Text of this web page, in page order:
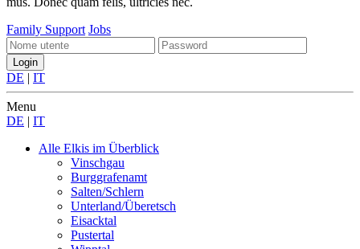
Family Support Jobs
DE | IT
Menu
DE | IT
Alle Elkis im Überblick
Vinschgau
Burggrafenamt
Salten/Schlern
Unterland/Überetsch
Eisacktal
Pustertal